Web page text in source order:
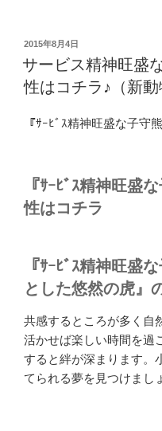
投
稿
日:
2015年8月4日
サービス精神旺盛
性はコチラ♪（新動
『ｻｰﾋﾞｽ精神旺盛な子守
『ｻｰﾋﾞｽ精神旺盛
性はコチラ
『ｻｰﾋﾞｽ精神旺盛
とした悠然の虎』
共感するところが多く自
活かせば楽しい時間を過
すると絆が深まります。
てられる夢を見つけまし